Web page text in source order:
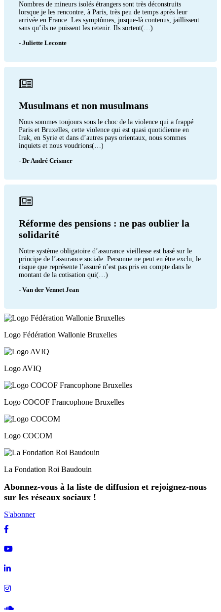
Nombres de mineurs isolés étrangers sont très déconstruits
lorsque je les rencontre, à Paris, très peu de temps après leur
arrivée en France. Les symptômes, jusque-là contenus, jaillissent
sans qu’ils ne puissent les retenir. Ils sortent(…)
- Juliette Leconte
Musulmans et non musulmans
Nous sommes toujours sous le choc de la violence qui a frappé
Paris et Bruxelles, cette violence qui est quasi quotidienne en
Irak, en Syrie et dans d’autres pays orientaux, nous sommes
inquiets et nous voudrions(…)
- Dr André Crismer
Réforme des pensions : ne pas oublier la
solidarité
Notre système obligatoire d’assurance vieillesse est basé sur le
principe de l’assurance sociale. Personne ne peut en être exclu, le
risque que représente l’assuré n’est pas pris en compte dans le
montant de la cotisation qui(…)
- Van der Vennet Jean
Logo Fédération Wallonie Bruxelles
Logo AVIQ
Logo COCOF Francophone Bruxelles
Logo COCOM
La Fondation Roi Baudouin
Abonnez-vous à la liste de diffusion et rejoignez-nous
sur les réseaux sociaux !
S'abonner